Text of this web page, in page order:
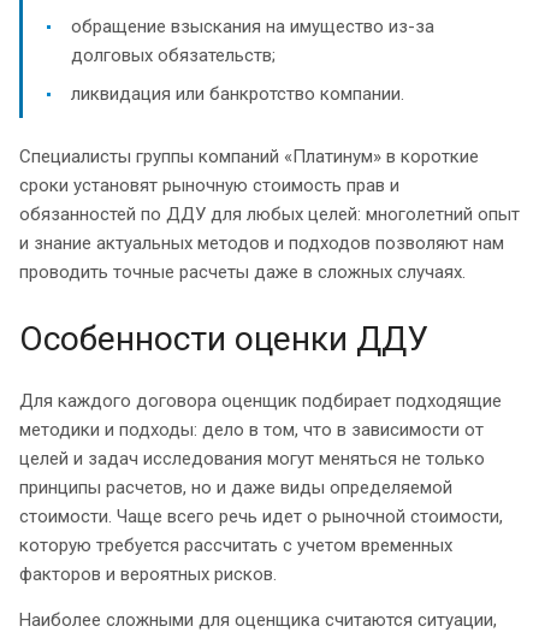
обращение взыскания на имущество из-за
долговых обязательств;
ликвидация или банкротство компании.
Специалисты группы компаний «Платинум» в короткие
сроки установят рыночную стоимость прав и
обязанностей по ДДУ для любых целей: многолетний опыт
и знание актуальных методов и подходов позволяют нам
проводить точные расчеты даже в сложных случаях.
Особенности оценки ДДУ
Для каждого договора оценщик подбирает подходящие
методики и подходы: дело в том, что в зависимости от
целей и задач исследования могут меняться не только
принципы расчетов, но и даже виды определяемой
стоимости. Чаще всего речь идет о рыночной стоимости,
которую требуется рассчитать с учетом временных
факторов и вероятных рисков.
Наиболее сложными для оценщика считаются ситуации,